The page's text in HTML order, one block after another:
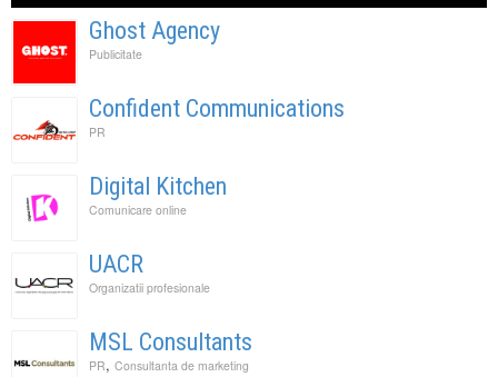
Ghost Agency
Publicitate
Confident Communications
PR
Digital Kitchen
Comunicare online
UACR
Organizatii profesionale
MSL Consultants
PR, Consultanta de marketing